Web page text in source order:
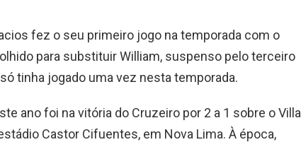
fez o seu primeiro jogo na temporada com o
para substituir William, suspenso pelo terceiro
tinha jogado uma vez nesta temporada.
ano foi na vitória do Cruzeiro por 2 a 1 sobre o Villa
Castor Cifuentes, em Nova Lima. À época,